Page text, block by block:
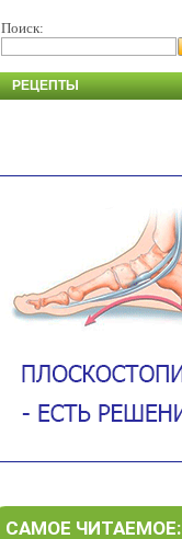
Поиск:
РЕЦЕПТЫ
САМОЕ ЧИТАЕМОЕ: